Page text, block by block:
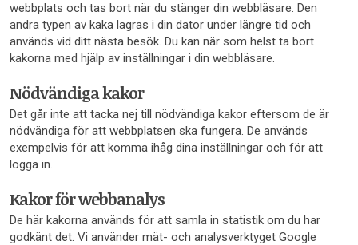
webbplats och tas bort när du stänger din webbläsare. Den
andra typen av kaka lagras i din dator under längre tid och
används vid ditt nästa besök. Du kan när som helst ta bort
kakorna med hjälp av inställningar i din webbläsare.
Nödvändiga kakor
Det går inte att tacka nej till nödvändiga kakor eftersom de är
nödvändiga för att webbplatsen ska fungera. De används
exempelvis för att komma ihåg dina inställningar och för att
logga in.
Kakor för webbanalys
De här kakorna används för att samla in statistik om du har
godkänt det. Vi använder mät- och analysverktyget Google